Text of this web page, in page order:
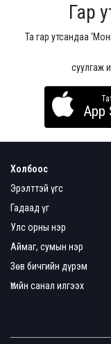
Гар
Та гар утсандаа
суулгаж
App
Холбоос
Эрэлттэй үгс
Гадаад үг
Улс орны нэр
Аймаг, сумын нэр
Зөв бичгийн дүрэм
Үгийн санал илгээх